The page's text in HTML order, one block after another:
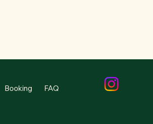
Booking FAQ Privatlivspolitik